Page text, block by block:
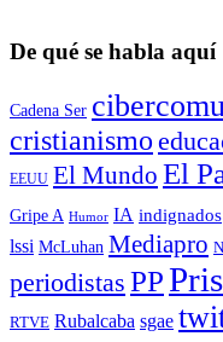
De qué se habla aquí
Cadena Ser
cristianismo
EEUU El Mundo El
Gripe A Humor IA indignados
lssi McLuhan Mediapro
periodistas PP
RTVE Rubalcaba sgae